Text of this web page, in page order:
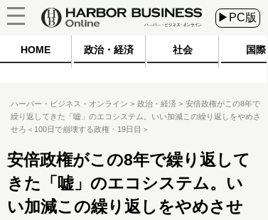
▶PC版
HOME 政治・経済 社会 国際
ハーバー・ビジネス・オンライン 政治・経済
安倍政権がこの8年で
繰り返してきた「嘘」のエコシステム。いい加減この繰り返しをやめさ
せろ＜100日で崩壊する政権・19日目＞
安倍政権がこの8年で繰り返して
きた「嘘」のエコシステム。い
い加減この繰り返しをやめさせ